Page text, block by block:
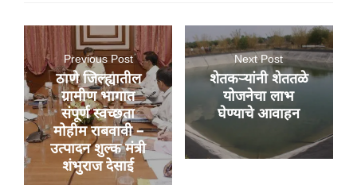
Previous Post
ठाणे जिल्ह्यातील
ग्रामीण भागात
संपूर्ण स्वच्छता
मोहीम राबवावी –
उत्पादन शुल्क मंत्री
शंभुराज देसाई
Next Post
शेतकऱ्यांनी शेततळे
योजनेचा लाभ
घेण्याचे आवाहन